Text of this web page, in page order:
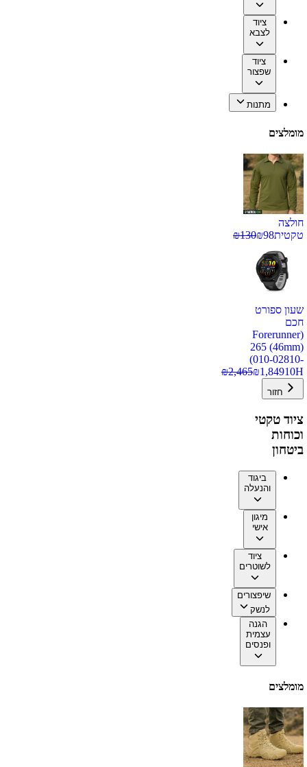
ציוד
לצבא
ציוד
שפצור
מתנות
מומלצים
חולצה
טקטית
₪98
₪130
שעון ספורט
חכם
(Forerunner
265 (46mm)
(010-02810-
10H
₪1,849
₪2,465
חזור
ציוד טקטי
וכוחות
ביטחון
ביגוד
והנעלה
מיגון
אישי
ציוד
לשוטרים
שיפצורים
לנשק
הגנה
עצמית
ופנסים
מומלצים